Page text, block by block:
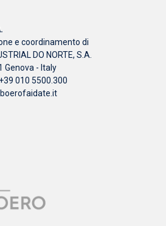
e coordinamento di
DO NORTE, S.A.
Genova - Italy
010 5500.300